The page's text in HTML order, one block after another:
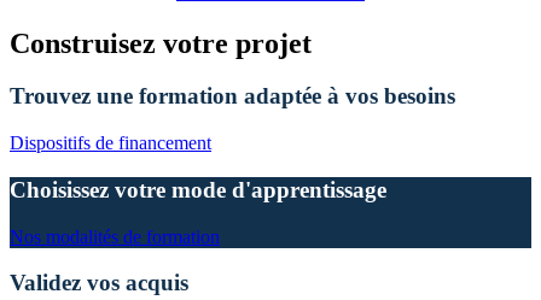
Construisez votre projet
Trouvez une formation adaptée à vos besoins
Dispositifs de financement
Choisissez votre mode d'apprentissage
Nos modalités de formation
Validez vos acquis